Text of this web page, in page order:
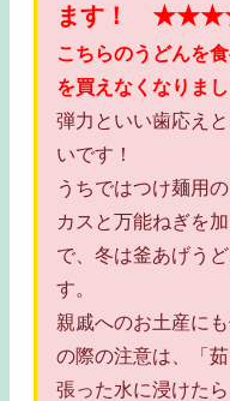
ます！
こちらのうどんを
を買えなくなりまし
弾力といい歯応え
いです！
うちではつけ麺用
カスと万能ねぎを
で、冬は釜あげう
す。
親戚へのお土産に
の際の注意は、「
張った水に浸けた